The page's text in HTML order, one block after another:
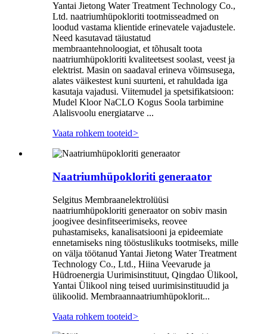
Yantai Jietong Water Treatment Technology Co.,
Ltd. naatriumhüpokloriti tootmisseadmed on
loodud vastama klientide erinevatele vajadustele.
Need kasutavad täiustatud
membraantehnoloogiat, et tõhusalt toota
naatriumhüpokloriti kvaliteetsest soolast, veest ja
elektrist. Masin on saadaval erineva võimsusega,
alates väikestest kuni suurteni, et rahuldada iga
kasutaja vajadusi. Viitemudel ja spetsifikatsioon:
Mudel Kloor NaCLO Kogus Soola tarbimine
Alalisvoolu energiatarve ...
Vaata rohkem tooteid>
Naatriumhüpokloriti generaator
Selgitus Membraanelektrolüüsi
naatriumhüpokloriti generaator on sobiv masin
joogivee desinfitseerimiseks, reovee
puhastamiseks, kanalisatsiooni ja epideemiate
ennetamiseks ning tööstuslikuks tootmiseks, mille
on välja töötanud Yantai Jietong Water Treatment
Technology Co., Ltd., Hiina Veevarude ja
Hüdroenergia Uurimisinstituut, Qingdao Ülikool,
Yantai Ülikool ning teised uurimisinstituudid ja
ülikoolid. Membraannaatriumhüpoklorit...
Vaata rohkem tooteid>